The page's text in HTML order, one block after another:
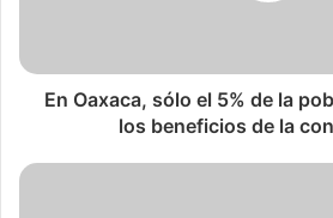
En Oaxaca, sólo el 5% de la
los beneficios de la